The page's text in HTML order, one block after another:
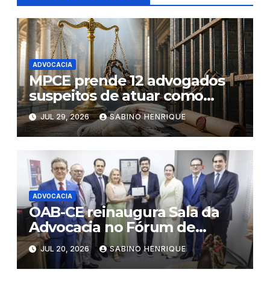
ADVOCACIA
MPCE prende 12 advogados
suspeitos de atuar como
“pombos- correio” de facções
criminosas no Ceará
JUL 29, 2026 SABINO HENRIQUE
ADVOCACIA
OAB-CE reinaugura Sala da
Advocacia no Fórum de
Eusébio
JUL 20, 2026 SABINO HENRIQUE